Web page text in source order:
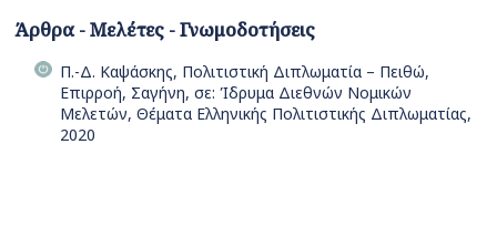
Άρθρα - Μελέτες - Γνωμοδοτήσεις
Π.-Δ. Καψάσκης, Πολιτιστική Διπλωματία – Πειθώ,
Επιρροή, Σαγήνη, σε: Ίδρυμα Διεθνών Νομικών
Μελετών, Θέματα Ελληνικής Πολιτιστικής Διπλωματίας,
2020